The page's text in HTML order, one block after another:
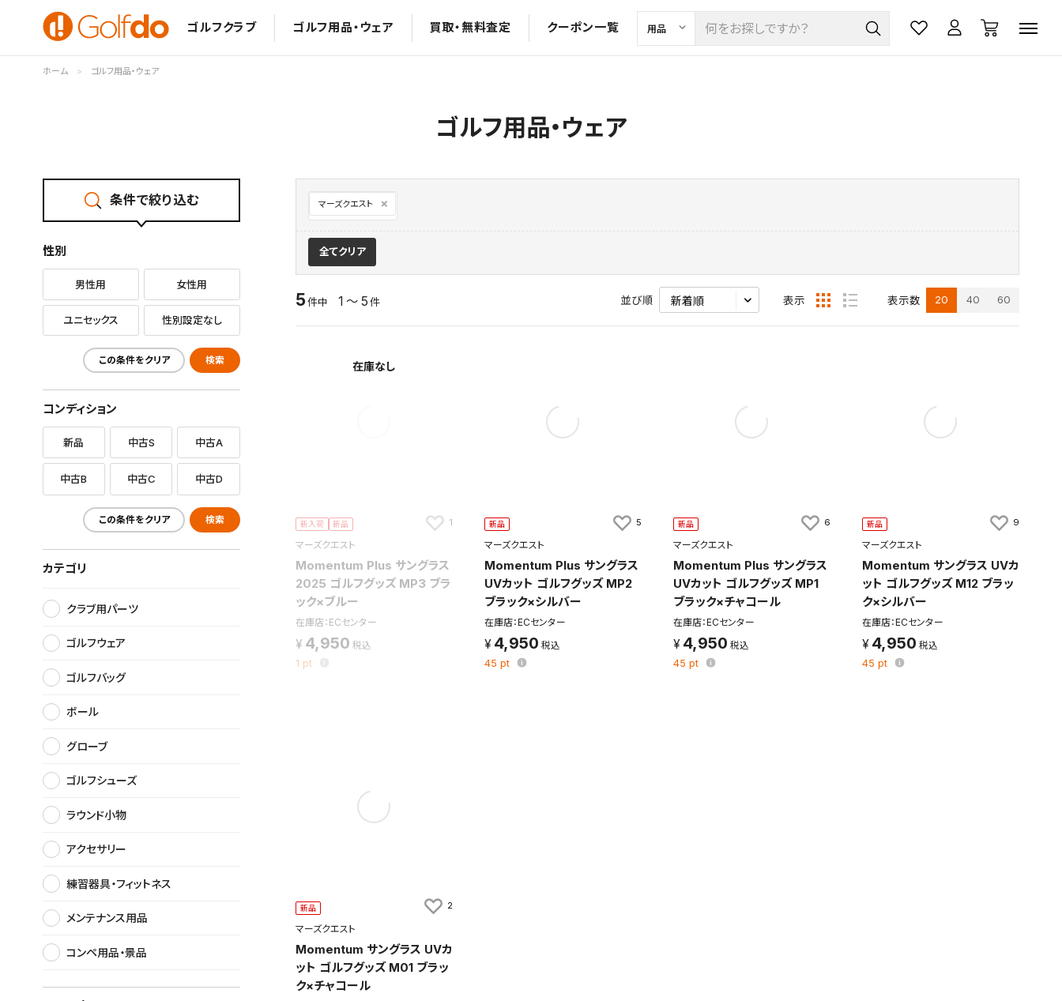
ゴルフクラブ ゴルフ用品・ウェア 買取・無料査定 クーポン一覧
ホーム ゴルフ用品・ウェア
ゴルフ用品・ウェア
マーズクエスト
全てクリア
5 件中 1 ～ 5 件 並び順 表示 表示数 20 40 60
新入荷 新品
マーズクエスト
Momentum Plus サングラス
2025 ゴルフグッズ MP3 ブラ
ック×ブルー
在庫店：ECセンター
4,950
1 pt
1 新品
マーズクエスト
Momentum Plus サングラス
UVカット ゴルフグッズ MP2
ブラック×シルバー
在庫店：ECセンター
4,950
45 pt
5 新品
マーズクエスト
Momentum Plus サングラス
UVカット ゴルフグッズ MP1
ブラック×チャコール
在庫店：ECセンター
4,950
45 pt
6 新品
マーズクエスト
Momentum サングラス UVカ
ット ゴルフグッズ M12 ブラッ
ク×シルバー
在庫店：ECセンター
4,950
45pt
9
新品
マーズクエスト
Momentum サングラス UVカ
ット ゴルフグッズ M01 ブラッ
ク×チャコール
2
この検索条件をマイページ内「保存検索条件一覧」に保存します。
条件で絞り込む
性別
男性用 女性用
ユニセックス 性別設定なし
この条件をクリア 検索
コンディション
新品 中古S 中古A
中古B 中古C 中古D
この条件をクリア 検索
カテゴリ
クラブ用パーツ
ゴルフウェア
ゴルフバッグ
ボール
グローブ
ゴルフシューズ
ラウンド小物
アクセサリー
練習器具・フィットネス
メンテナンス用品
コンペ用品・景品